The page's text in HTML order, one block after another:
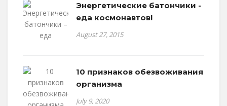
Энергетические батончики -
еда космонавтов!
August 27, 2015
10 признаков обезвоживания
организма
July 9, 2020